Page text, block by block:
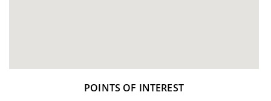
POINTS OF INTEREST